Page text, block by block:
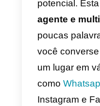
pode
quiser e
Para
ser